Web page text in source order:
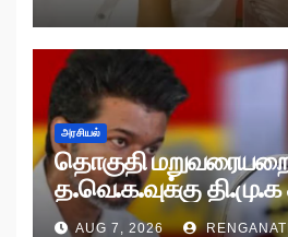
அரசியல்
தொகுதி
த.வெ.க.வுக்கு தி.மு.க
AUG 7, 2026